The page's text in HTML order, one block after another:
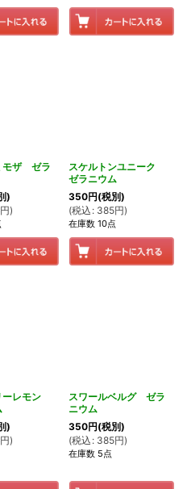
モザ ゼラ
)
円)
スケルトンユニーク
ゼラニウム
350円(税別)
(税込 : 385円)
在庫数 10点
ーレモン
)
円)
スワールベルグ ゼラ
ニウム
350円(税別)
(税込 : 385円)
在庫数 5点